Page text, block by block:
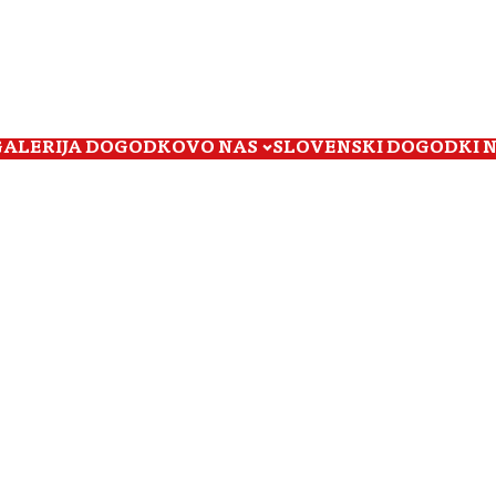
DOGODKOVO NAS SLOVENSKI DOGODKI